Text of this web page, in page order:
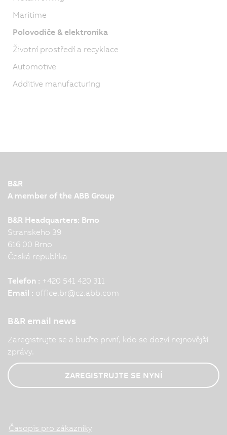
Maritime
Polovodiče & elektronika
Životní prostředí a recyklace
Automotive
Additive manufacturing
B&R
A member of the ABB Group
B&R Headquarters: Brno
Stranskeho 39
616 00 Brno
Česká republika
Telefon : +420 541 420 311
Email : office.br@cz.abb.com
B&R email news
Zaregistrujte se a buďte první, kdo se dozví nejnovější
zprávy.
ZAREGISTRUJTE SE NYNÍ
Časopis pro zákazníky